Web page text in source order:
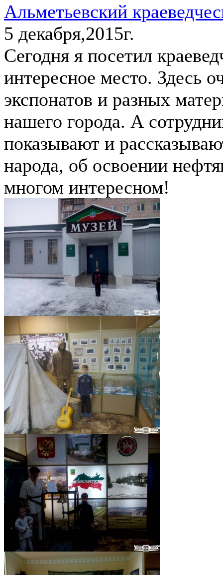
Альметьевский
5 декабря,2015г.
Сегодня я посетил
интересное место. Здесь
экспонатов и разных
нашего города. А
показывают и
народа, об освоении
многом интересном!